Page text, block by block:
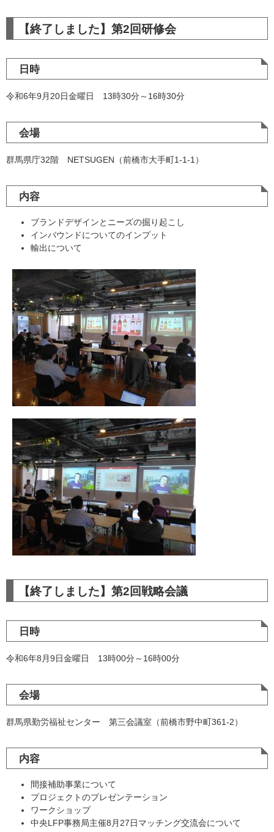
【終了しました】第2回研修会
日時
令和6年9月20日金曜日 13時30分～16時30分
会場
群馬県庁32階 NETSUGEN（前橋市大手町1-1-1）
内容
ブランドデザインとニーズの掘り起こし
インバウンドについてのインプット
輸出について
【終了しました】第2回戦略会議
日時
令和6年8月9日金曜日 13時00分～16時00分
会場
群馬県勤労福祉センター 第三会議室（前橋市野中町361-2）
内容
間接補助事業について
プロジェクトのプレゼンテーション
ワークショップ
中央LFP事務局主催8月27日マッチング交流会について